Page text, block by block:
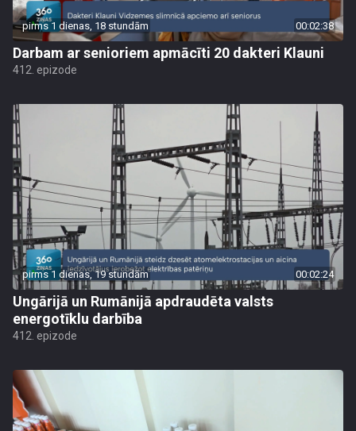
pirms 1 dienas, 18 stundām 00:02:38
Darbam ar senioriem apmācīti 20 dakteri Klauni
412. epizode
pirms 1 dienas, 19 stundām 00:02:24
Ungārijā un Rumānijā apdraudēta valsts
energotīklu darbība
412. epizode